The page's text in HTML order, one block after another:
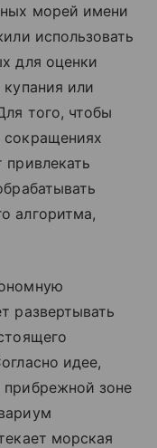
морей имени
использовать
для оценки
или
того, чтобы
алгоритма,
развертывать
идее,
зоне
морская